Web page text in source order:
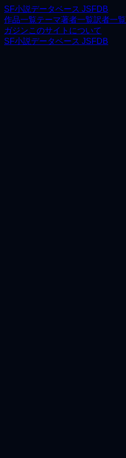
SF小説データベース JSFDB
作品一覧テーマ著者一覧訳者一覧
ガジンこのサイトについて
SF小説データベース JSFDB